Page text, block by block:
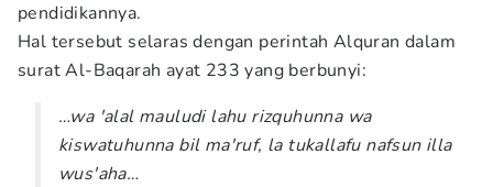
pendidikannya.
Hal tersebut selaras dengan perintah Alquran dalam
surat Al-Baqarah ayat 233 yang berbunyi:
…wa 'alal mauludi lahu rizquhunna wa
kiswatuhunna bil ma'ruf, la tukallafu nafsun illa
wus'aha…